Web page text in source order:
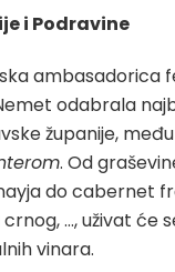
i Podravine
ambasadorica
odabrala
županije,
. Od
do cabernet
…, uživat će
vinara.